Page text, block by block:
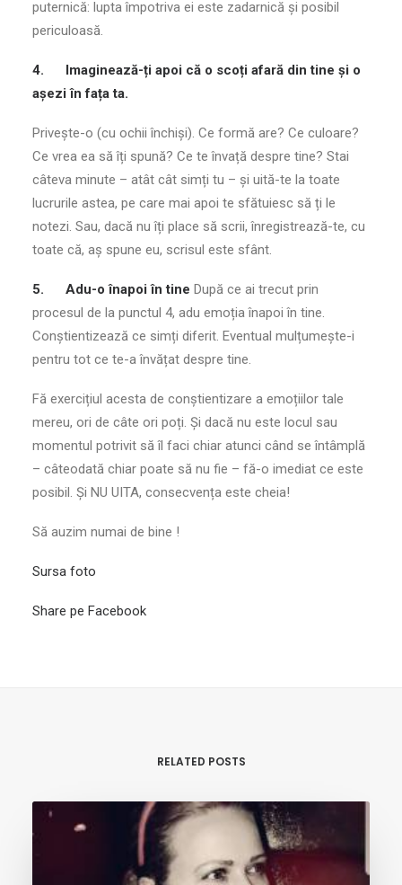
puternică: lupta împotriva ei este zadarnică și posibil
periculoasă.
4. Imaginează-ți apoi că o scoți afară din tine și o
așezi în fața ta.
Privește-o (cu ochii închiși). Ce formă are? Ce culoare?
Ce vrea ea să îți spună? Ce te învață despre tine? Stai
câteva minute – atât cât simți tu – și uită-te la toate
lucrurile astea, pe care mai apoi te sfătuiesc să ți le
notezi. Sau, dacă nu îți place să scrii, înregistrează-te, cu
toate că, aș spune eu, scrisul este sfânt.
5. Adu-o înapoi în tine După ce ai trecut prin
procesul de la punctul 4, adu emoția înapoi în tine.
Conștientizează ce simți diferit. Eventual mulțumește-i
pentru tot ce te-a învățat despre tine.
Fă exercițiul acesta de conștientizare a emoțiilor tale
mereu, ori de câte ori poți. Și dacă nu este locul sau
momentul potrivit să îl faci chiar atunci când se întâmplă
– câteodată chiar poate să nu fie – fă-o imediat ce este
posibil. Și NU UITA, consecvența este cheia!
Să auzim numai de bine !
Sursa foto
Share pe Facebook
RELATED POSTS